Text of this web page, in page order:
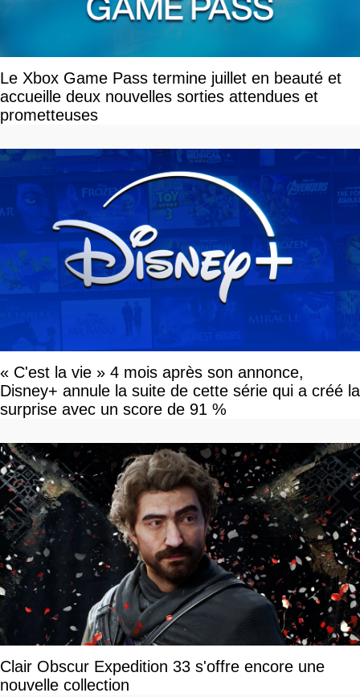
Le Xbox Game Pass termine juillet en beauté et
accueille deux nouvelles sorties attendues et
prometteuses
« C'est la vie » 4 mois après son annonce,
Disney+ annule la suite de cette série qui a créé la
surprise avec un score de 91 %
Clair Obscur Expedition 33 s'offre encore une
nouvelle collection